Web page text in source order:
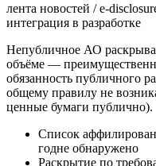
лента новостей / e-
интеграция в разработке
Непубличное АО
объёме —
обязанность публичного
общему правилу не
ценные бумаги публично).
Список
годне обнаружено
Раскрытие по